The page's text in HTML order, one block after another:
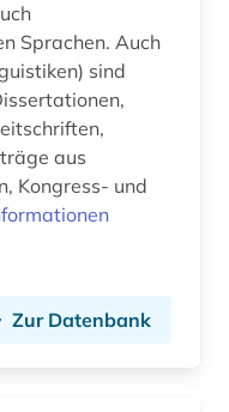
Sprachen. Auch
sind
aus
Kongress- und
Zur Datenbank